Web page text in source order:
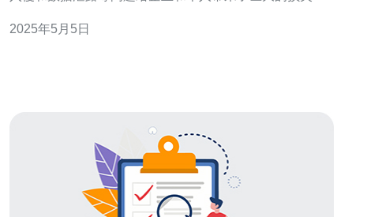
案至关重要。本文将介绍香港高防主机作为保障网站安全
2025年5月5日